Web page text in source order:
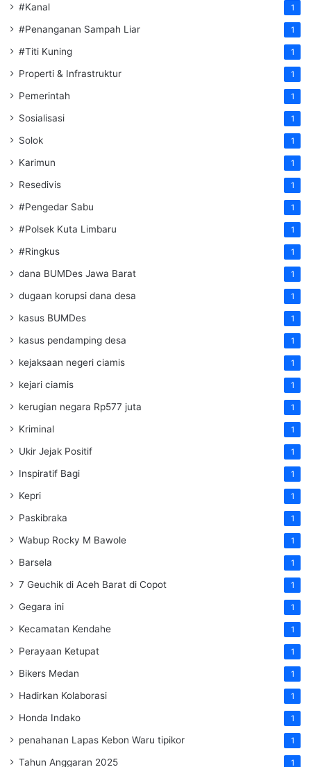
#Kanal 1
#Penanganan Sampah Liar 1
#Titi Kuning 1
Properti & Infrastruktur 1
Pemerintah 1
Sosialisasi 1
Solok 1
Karimun 1
Resedivis 1
#Pengedar Sabu 1
#Polsek Kuta Limbaru 1
#Ringkus 1
dana BUMDes Jawa Barat 1
dugaan korupsi dana desa 1
kasus BUMDes 1
kasus pendamping desa 1
kejaksaan negeri ciamis 1
kejari ciamis 1
kerugian negara Rp577 juta 1
Kriminal 1
Ukir Jejak Positif 1
Inspiratif Bagi 1
Kepri 1
Paskibraka 1
Wabup Rocky M Bawole 1
Barsela 1
7 Geuchik di Aceh Barat di Copot 1
Gegara ini 1
Kecamatan Kendahe 1
Perayaan Ketupat 1
Bikers Medan 1
Hadirkan Kolaborasi 1
Honda Indako 1
penahanan Lapas Kebon Waru tipikor 1
Tahun Anggaran 2025 1